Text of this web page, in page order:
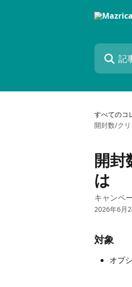
記事を検索
すべてのコ
開封数/ク
開封
は
キャンペ
2026年6月
対象
オプ